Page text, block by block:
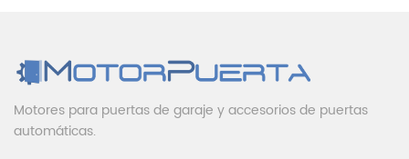
Motores para puertas de garaje y accesorios de puertas
automáticas.